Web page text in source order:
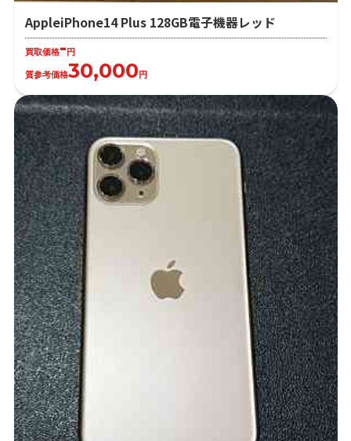
AppleiPhone14 Plus 128GB電子機器レッド
買取価格- 円
質参考価格30,000 円